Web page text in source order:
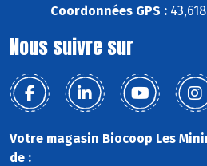
Coordonnées GPS :
Nous suivre sur
Votre magasin Biocoop Les
de :